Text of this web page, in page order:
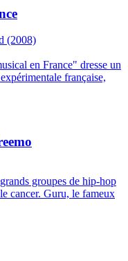
(2008)
en France" dresse un
française,
groupes de hip-hop
cancer. Guru, le fameux